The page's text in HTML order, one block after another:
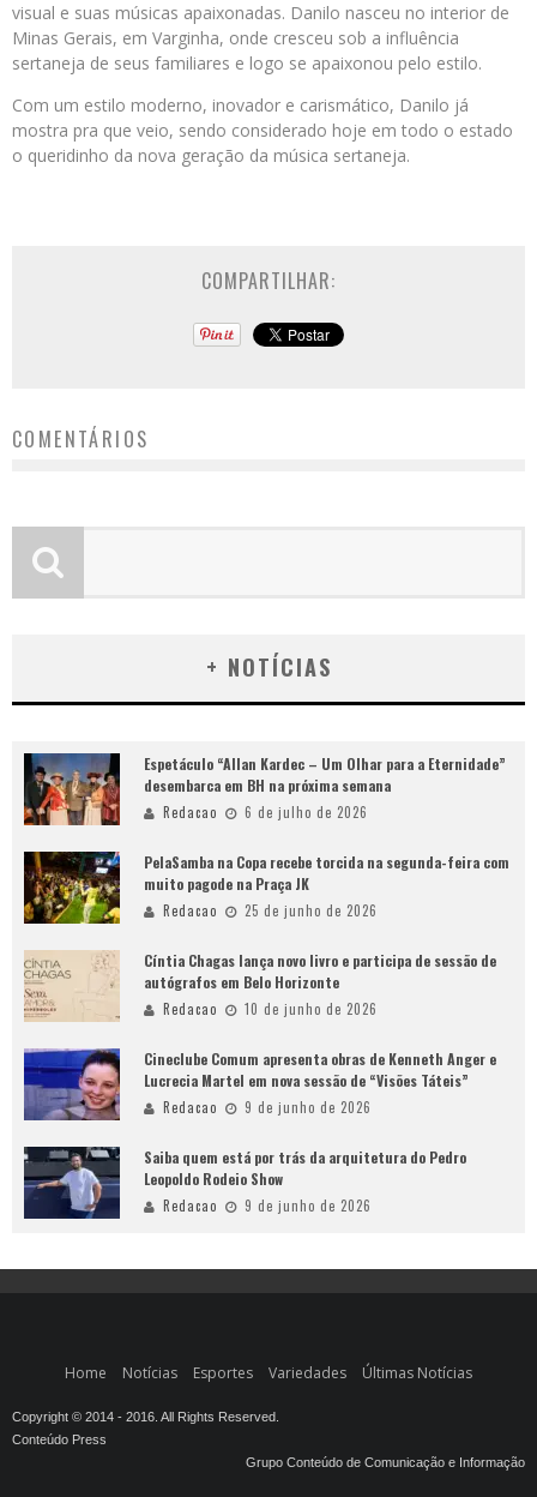
visual e suas músicas apaixonadas. Danilo nasceu no interior de
Minas Gerais, em Varginha, onde cresceu sob a influência
sertaneja de seus familiares e logo se apaixonou pelo estilo.
Com um estilo moderno, inovador e carismático, Danilo já
mostra pra que veio, sendo considerado hoje em todo o estado
o queridinho da nova geração da música sertaneja.
COMPARTILHAR:
COMENTÁRIOS
+ NOTÍCIAS
Espetáculo “Allan Kardec – Um Olhar para a Eternidade”
desembarca em BH na próxima semana
Redacao 6 de julho de 2026
PelaSamba na Copa recebe torcida na segunda-feira com
muito pagode na Praça JK
Redacao 25 de junho de 2026
Cíntia Chagas lança novo livro e participa de sessão de
autógrafos em Belo Horizonte
Redacao 10 de junho de 2026
Cineclube Comum apresenta obras de Kenneth Anger e
Lucrecia Martel em nova sessão de “Visões Táteis”
Redacao 9 de junho de 2026
Saiba quem está por trás da arquitetura do Pedro
Leopoldo Rodeio Show
Redacao 9 de junho de 2026
Home Notícias Esportes Variedades Últimas Notícias
Copyright © 2014 - 2016. All Rights Reserved.
Conteúdo Press
Grupo Conteúdo de Comunicação e Informação